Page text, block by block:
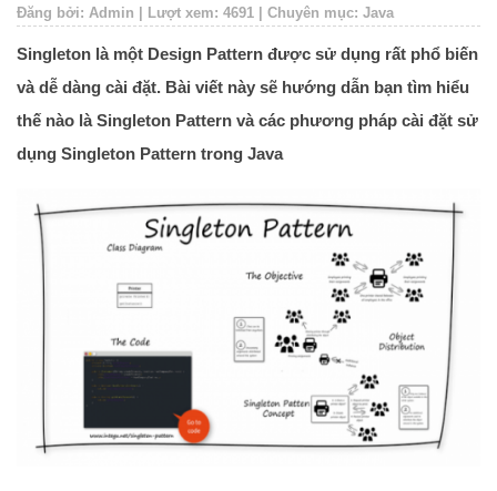
Đăng bởi: Admin | Lượt xem: 4691 | Chuyên mục: Java
Singleton là một Design Pattern được sử dụng rất phổ biến
và dễ dàng cài đặt. Bài viết này sẽ hướng dẫn bạn tìm hiểu
thế nào là Singleton Pattern và các phương pháp cài đặt sử
dụng Singleton Pattern trong Java